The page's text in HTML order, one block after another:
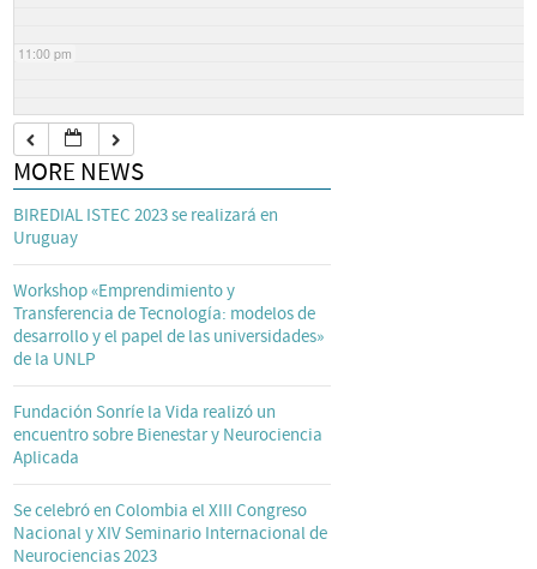
11:00 pm
MORE NEWS
BIREDIAL ISTEC 2023 se realizará en
Uruguay
Workshop «Emprendimiento y
Transferencia de Tecnología: modelos de
desarrollo y el papel de las universidades»
de la UNLP
Fundación Sonríe la Vida realizó un
encuentro sobre Bienestar y Neurociencia
Aplicada
Se celebró en Colombia el XIII Congreso
Nacional y XIV Seminario Internacional de
Neurociencias 2023